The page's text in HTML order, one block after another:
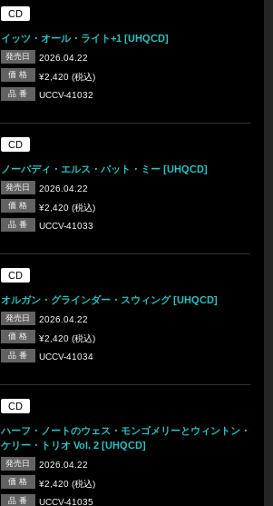
CD
イッツ・オール・ライト+1 [UHQCD]
発売日 2026.04.22
価 格 ¥2,420 (税込)
品 番 UCCV-41032
CD
ノーバディ・エルス・バット・ミー [UHQCD]
発売日 2026.04.22
価 格 ¥2,420 (税込)
品 番 UCCV-41033
CD
オルガン・グラインダー・スウィング [UHQCD]
発売日 2026.04.22
価 格 ¥2,420 (税込)
品 番 UCCV-41034
CD
ハーフ・ノートのウェス・モンゴメリーとウィントン・
ケリー・トリオ Vol. 2 [UHQCD]
発売日 2026.04.22
価 格 ¥2,420 (税込)
品 番 UCCV-41035